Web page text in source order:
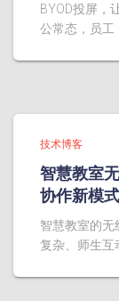
BYOD投屏，
公常态，员工
技术博客
智慧教室
协作新模式
智慧教室的无
复杂、师生互